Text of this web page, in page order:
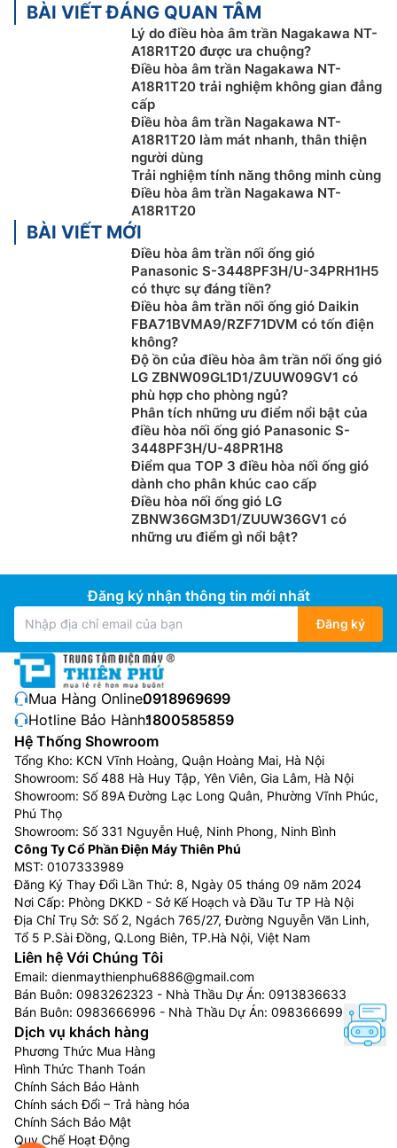
Đa chức năng thông minh
Điều hòa âm trần Nagakawa18000btu NT-A18R1T20
được tích hợp nhiều chức năng thông minh như: Chuẩn
đoán sự cố, điều khiển từ xa đa tạo sự thuận tiện và
an toàn cho người sử dụng. Bên cạnh đó còn có các
chế độ: tự khởi động lại, chức năng hẹn giờ bật/tắt 0 –
12 giờ
Môi chất lạnh R410a
Điều hòa âm trần Nagakawa giá rẻNT-A18R1T20 được
sử dụng môi chất lạnh R410a có hiệu suất làm lạnh
Đồng thời môi chất lạnh R410a thân thiện với môi
trường nhờ việc hạn chế phát thải chất gây hiệu ứng
nhà kính.
BÀI VIẾT ĐÁNG QUAN TÂM
Lý do điều hòa âm trần Nagakawa NT-
A18R1T20 được ưa chuộng?
Điều hòa âm trần Nagakawa NT-
A18R1T20 trải nghiệm không gian đẳng
cấp
Điều hòa âm trần Nagakawa NT-
A18R1T20 làm mát nhanh, thân thiện
người dùng
Trải nghiệm tính năng thông minh cùng
Điều hòa âm trần Nagakawa NT-
A18R1T20
BÀI VIẾT MỚI
Điều hòa âm trần nối ống gió
Panasonic S-3448PF3H/U-34PRH1H5
có thực sự đáng tiền?
Điều hòa âm trần nối ống gió Daikin
FBA71BVMA9/RZF71DVM có tốn điện
không?
Độ ồn của điều hòa âm trần nối ống gió
LG ZBNW09GL1D1/ZUUW09GV1 có
phù hợp cho phòng ngủ?
Phân tích những ưu điểm nổi bật của
điều hòa nối ống gió Panasonic S-
3448PF3H/U-48PR1H8
Điểm qua TOP 3 điều hòa nối ống gió
dành cho phân khúc cao cấp
Điều hòa nối ống gió LG
ZBNW36GM3D1/ZUUW36GV1 có
những ưu điểm gì nổi bật?
Đăng ký nhận thông tin mới nhất
Đăng ký
Mua Hàng Online:0918969699
Hotline Bảo Hành:1800585859
Hệ Thống Showroom
Tổng Kho: KCN Vĩnh Hoàng, Quận Hoàng Mai, Hà Nội
Showroom: Số 488 Hà Huy Tập, Yên Viên, Gia Lâm, Hà Nội
Showroom: Số 89A Đường Lạc Long Quân, Phường Vĩnh Phúc,
Phú Thọ
Showroom: Số 331 Nguyễn Huệ, Ninh Phong, Ninh Bình
Công Ty Cổ Phần Điện Máy Thiên Phú
MST: 0107333989
Đăng Ký Thay Đổi Lần Thứ: 8, Ngày 05 tháng 09 năm 2024
Nơi Cấp: Phòng DKKD - Sở Kế Hoạch và Đầu Tư TP Hà Nội
Địa Chỉ Trụ Sở: Số 2, Ngách 765/27, Đường Nguyễn Văn Linh,
Tổ 5 P.Sài Đồng, Q.Long Biên, TP.Hà Nội, Việt Nam
Liên hệ Với Chúng Tôi
Email: dienmaythienphu6886@gmail.com
Bán Buôn: 0983262323 - Nhà Thầu Dự Án: 0913836633
Bán Buôn: 0983666996 - Nhà Thầu Dự Án: 0983666996
Dịch vụ khách hàng
Phương Thức Mua Hàng
Hình Thức Thanh Toán
Chính Sách Bảo Hành
Chính sách Đổi – Trả hàng hóa
Chính Sách Bảo Mật
Quy Chế Hoạt Động